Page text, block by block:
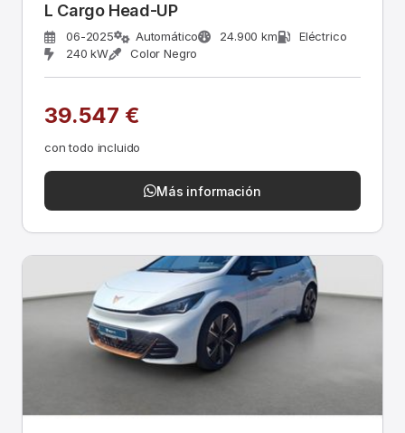
L Cargo Head-UP
06-2025 Automático 24.900 km
Eléctrico
240 kW
Color Negro
39.547 €
con todo incluido
Más información